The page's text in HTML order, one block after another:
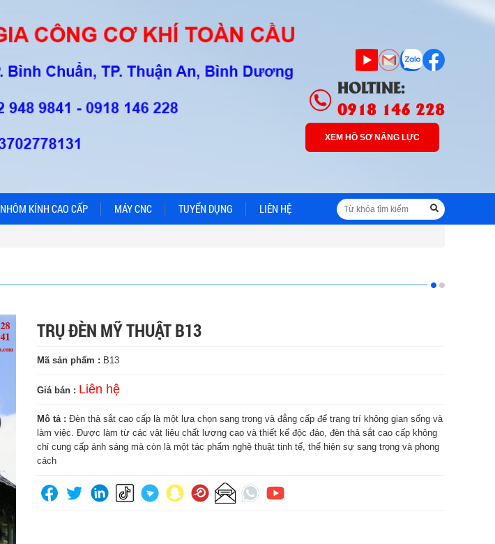
HOLTINE:
0918 146 228
XEM HỒ SƠ NĂNG LỰC
NHÔM KÍNH CAO CẤP MÁY CNC TUYỂN DỤNG LIÊN HỆ
TRỤ ĐÈN MỸ THUẬT B13
Mã sản phẩm : B13
Giá bán : Liên hệ
Mô tả : Đèn thả sắt cao cấp là một lựa chọn sang trọng và đẳng cấp để trang trí không gian sống và
làm việc. Được làm từ các vật liệu chất lượng cao và thiết kế độc đáo, đèn thả sắt cao cấp không
chỉ cung cấp ánh sáng mà còn là một tác phẩm nghệ thuật tinh tế, thể hiện sự sang trọng và phong
cách